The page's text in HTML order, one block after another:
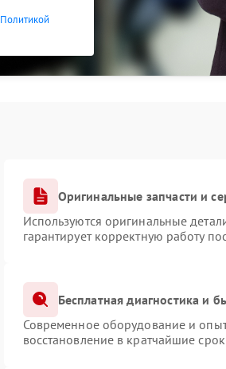
Политикой
Оригинальные запчасти и
Используются оригинальные
гарантирует корректную работу
Бесплатная диагностика и
Современное оборудование и
восстановление в кратчайшие